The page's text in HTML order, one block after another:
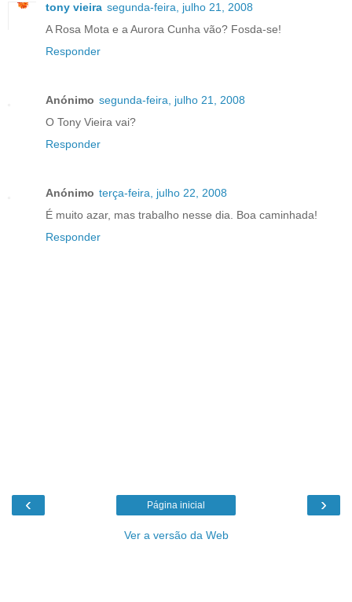
tony vieira segunda-feira, julho 21, 2008
A Rosa Mota e a Aurora Cunha vão? Fosda-se!
Responder
Anónimo segunda-feira, julho 21, 2008
O Tony Vieira vai?
Responder
Anónimo terça-feira, julho 22, 2008
É muito azar, mas trabalho nesse dia. Boa caminhada!
Responder
‹ ›
Página inicial
Ver a versão da Web